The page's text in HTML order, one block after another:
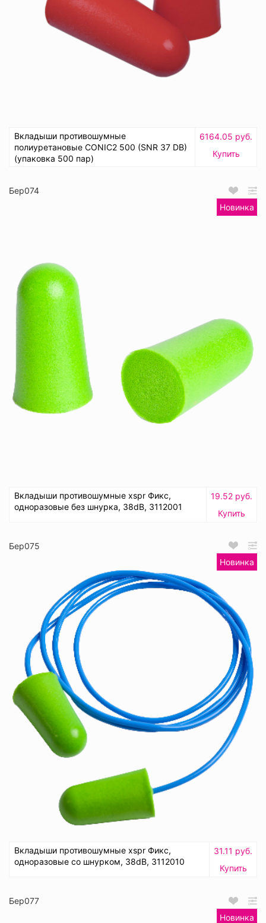
Вкладыши противошумные
полиуретановые CONIC2 500 (SNR 37 DB)
(упаковка 500 пар)
6164.05 руб.
Купить
Бер074
Новинка
Вкладыши противошумные xspr Фикс,
одноразовые без шнурка, 38dB, 3112001
19.52 руб.
Купить
Бер075
Новинка
Вкладыши противошумные xspr Фикс,
одноразовые со шнурком, 38dB, 3112010
31.11 руб.
Купить
Бер077
Новинка